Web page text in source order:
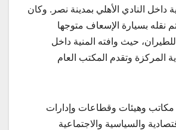
داخل النادي الأهلي بمدينة نصر. وكان
نقله بسيارة الإسعاف متوجها
حيث وافته المنية داخل
المركزة وتقدم المكتب العام
مكاتب وهيئات وقطاعات وإدارات
والسياسية والاجتماعية